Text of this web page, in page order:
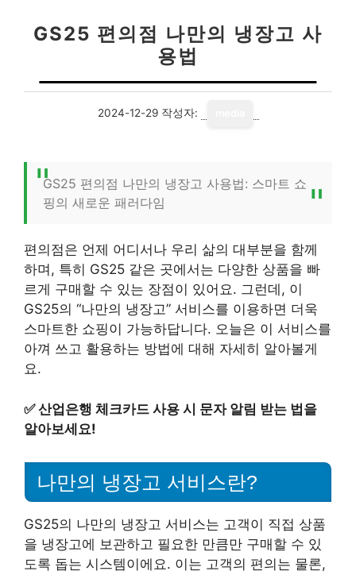
GS25 편의점 나만의 냉장고 사
용법
2024-12-29 작성자:
GS25 편의점 나만의 냉장고 사용법: 스마트 쇼
핑의 새로운 패러다임
편의점은 언제 어디서나 우리 삶의 대부분을 함께
하며, 특히 GS25 같은 곳에서는 다양한 상품을 빠
르게 구매할 수 있는 장점이 있어요. 그런데, 이
GS25의 “나만의 냉장고” 서비스를 이용하면 더욱
스마트한 쇼핑이 가능하답니다. 오늘은 이 서비스를
아껴 쓰고 활용하는 방법에 대해 자세히 알아볼게
요.
✅산업은행 체크카드 사용 시 문자 알림 받는 법을
알아보세요!
나만의 냉장고 서비스란?
GS25의 나만의 냉장고 서비스는 고객이 직접 상품
을 냉장고에 보관하고 필요한 만큼만 구매할 수 있
도록 돕는 시스템이에요. 이는 고객의 편의는 물론,